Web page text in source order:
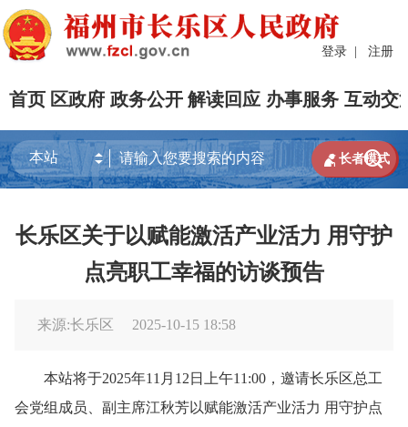
登录 | 注册
首页 区政府 政务公开 解读回应 办事服务 互动交

 长者模式
长乐区关于以赋能激活产业活力 用守护
点亮职工幸福的访谈预告
来源:长乐区 2025-10-15 18:58
本站将于2025年11月12日上午11:00，邀请长乐区总工
会党组成员、副主席江秋芳以赋能激活产业活力 用守护点